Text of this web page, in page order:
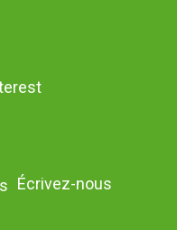
Écrivez-nous